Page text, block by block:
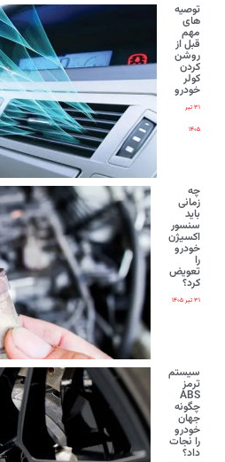
توصیه
های
مهم
قبل از
روشن
کردن
کولر
خودرو
۳۱ تیر
۱۴۰۵
چه
زمانی
باید
سنسور
اکسیژن
خودرو
را
تعویض
کرد؟
۳۱ تیر ۱۴۰۵
سیستم
ترمز
ABS
چگونه
جهان
خودرو
را نجات
داد؟